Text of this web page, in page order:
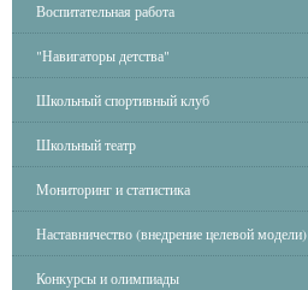
Воспитательная работа
"Навигаторы детства"
Школьный спортивный клуб
Школьный театр
Мониторинг и статистика
Наставничество (внедрение целевой модели)
Конкурсы и олимпиады